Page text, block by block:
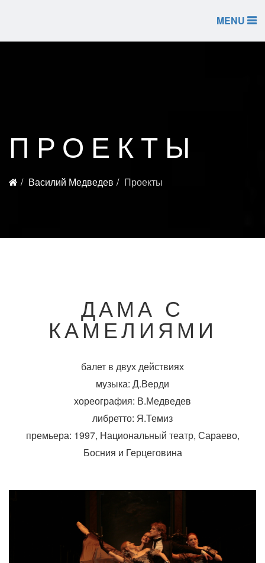
MENU
ПРОЕКТЫ
Василий Медведев Проекты
ДАМА С
КАМЕЛИЯМИ
балет в двух действиях
музыка: Д.Верди
хореография: В.Медведев
либретто: Я.Темиз
премьера: 1997, Национальный театр, Сараево,
Босния и Герцеговина